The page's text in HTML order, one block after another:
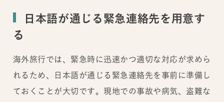
日本語が通じる緊急連絡先を用意す
る
海外旅行では、緊急時に迅速かつ適切な対応が求めら
れるため、日本語が通じる緊急連絡先を事前に準備し
ておくことが大切です。現地での事故や病気、盗難な